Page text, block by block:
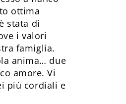
ottima
stata di
i valori
famiglia.
anima… due
amore. Vi
più cordiali e